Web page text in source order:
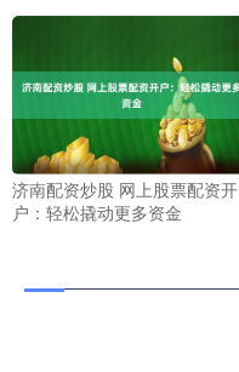
济南配资炒股 网上股票配资开
户：轻松撬动更多资金